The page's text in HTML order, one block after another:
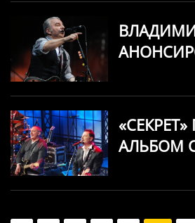
ГРУППЫ
АЛЬБОМ
BEET 83»